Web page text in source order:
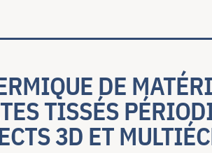
DE
TISSÉS
3D ET